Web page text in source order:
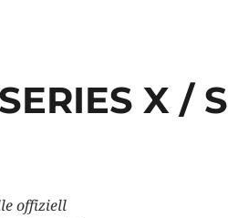
X / S
offiziell